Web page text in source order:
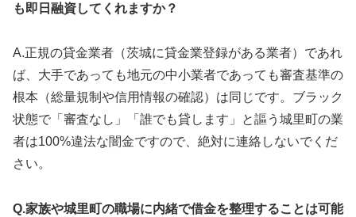
も即日融資してくれますか？
A.正規の貸金業者（茨城に貸金業登録がある業者）であれ
ば、大手であっても地元の中小業者であっても審査基準の
根本（総量規制や信用情報の確認）は同じです。ブラック
状態で「審査なし」「誰でも貸します」と謳う城里町の業
者は100%違法な闇金ですので、絶対に連絡しないでくだ
さい。
Q.家族や城里町の職場に内緒で借金を整理することは可能